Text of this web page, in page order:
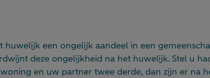
huwelijk een ongelijk aandeel in een
deze ongelijkheid na het huwelijk. Stel u
en uw partner twee derde, dan zijn er na